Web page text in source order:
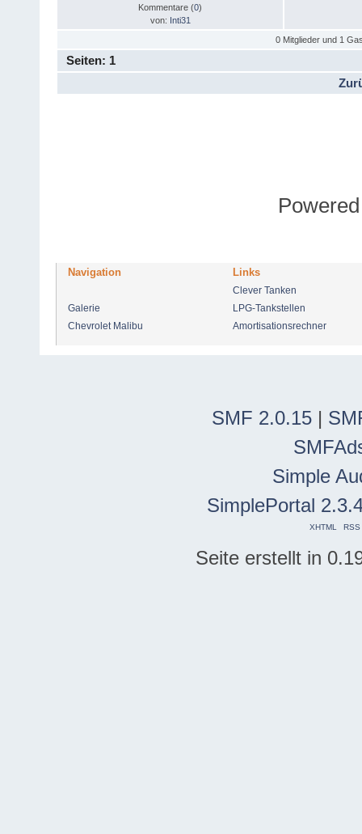
Kommentare (0)
von: Inti31
0 Mitglieder und 1
Seiten: 1
Navigation Links
Clever Tanken
Galerie
LPG-Tankstellen
Chevrolet Malibu
Amortisationsrechner
SMF 2.0.15 |
Simple
SimplePortal
XHTML RSS
Seite erstellt in